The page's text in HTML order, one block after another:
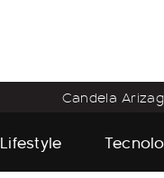
Candela
Lifestyle